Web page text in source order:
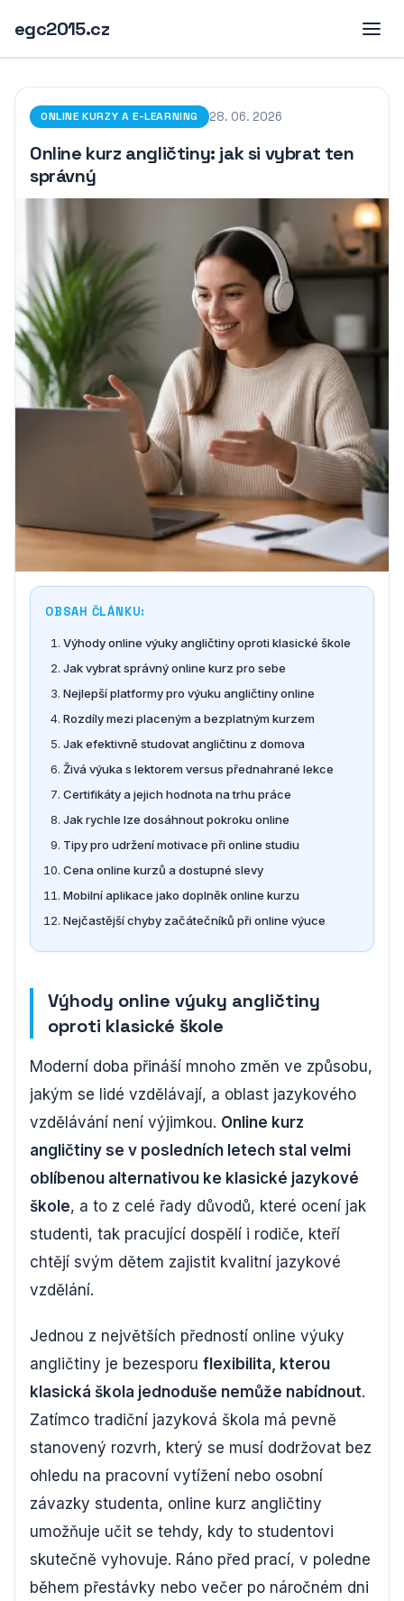
egc2015.cz
ONLINE KURZY A E-LEARNING 28. 06. 2026
Online kurz angličtiny: jak si vybrat ten
správný
OBSAH ČLÁNKU:
Výhody online výuky angličtiny oproti klasické škole
Jak vybrat správný online kurz pro sebe
Nejlepší platformy pro výuku angličtiny online
Rozdíly mezi placeným a bezplatným kurzem
Jak efektivně studovat angličtinu z domova
Živá výuka s lektorem versus přednahrané lekce
Certifikáty a jejich hodnota na trhu práce
Jak rychle lze dosáhnout pokroku online
Tipy pro udržení motivace při online studiu
Cena online kurzů a dostupné slevy
Mobilní aplikace jako doplněk online kurzu
Nejčastější chyby začátečníků při online výuce
Výhody online výuky angličtiny
oproti klasické škole
Moderní doba přináší mnoho změn ve způsobu,
jakým se lidé vzdělávají, a oblast jazykového
vzdělávání není výjimkou. Online kurz
angličtiny se v posledních letech stal velmi
oblíbenou alternativou ke klasické jazykové
škole, a to z celé řady důvodů, které ocení jak
studenti, tak pracující dospělí i rodiče, kteří
chtějí svým dětem zajistit kvalitní jazykové
vzdělání.
Jednou z největších předností online výuky
angličtiny je bezesporu flexibilita, kterou
klasická škola jednoduše nemůže nabídnout.
Zatímco tradiční jazyková škola má pevně
stanovený rozvrh, který se musí dodržovat bez
ohledu na pracovní vytížení nebo osobní
závazky studenta, online kurz angličtiny
umožňuje učit se tehdy, kdy to studentovi
skutečně vyhovuje. Ráno před prací, v poledne
během přestávky nebo večer po náročném dni